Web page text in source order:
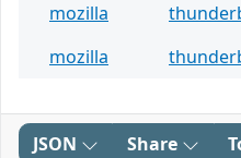
mozilla
mozilla
JSON Share